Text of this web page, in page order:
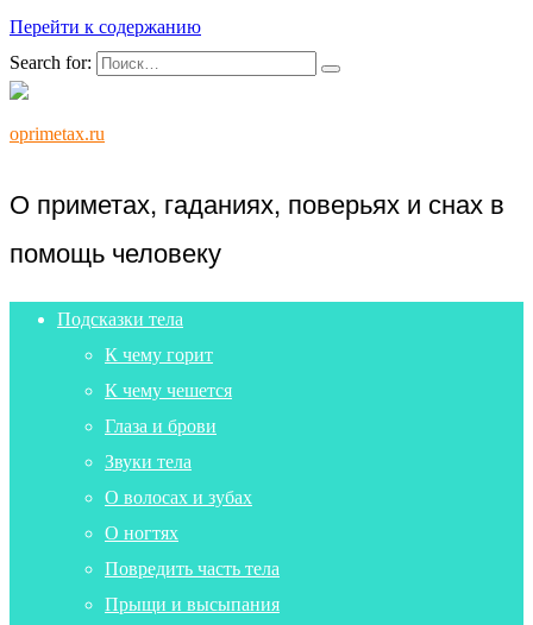
Перейти к содержанию
Search for:
oprimetax.ru
О приметах, гаданиях, поверьях и снах в
помощь человеку
Подсказки тела
К чему горит
К чему чешется
Глаза и брови
Звуки тела
О волосах и зубах
О ногтях
Повредить часть тела
Прыщи и высыпания